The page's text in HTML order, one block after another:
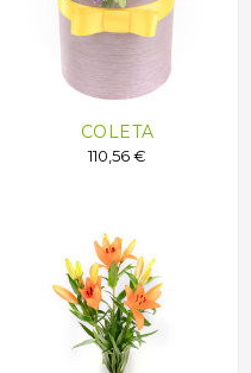
COLETA
110,56 €